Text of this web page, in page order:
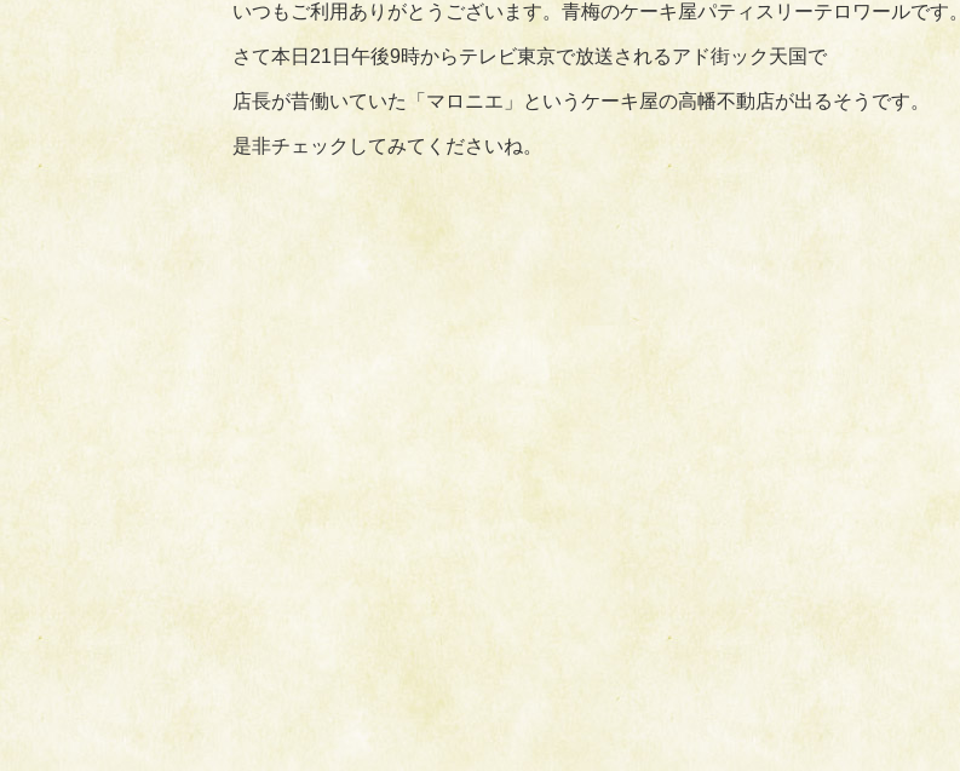
いつもご利用ありがとうございます。青梅のケーキ屋パティスリーテロワールです。
さて本日21日午後9時からテレビ東京で放送されるアド街ック天国で
店長が昔働いていた「マロニエ」というケーキ屋の高幡不動店が出るそうです。
是非チェックしてみてくださいね。